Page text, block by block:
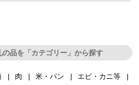
品を「カテゴリー」から探す
肉 米・パン
エビ・カニ等